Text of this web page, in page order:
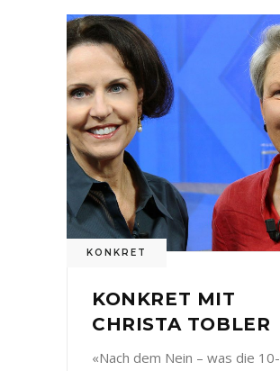
KONKRET
KONKRET MIT
CHRISTA TOBLER
«Nach dem Nein – was die 10-